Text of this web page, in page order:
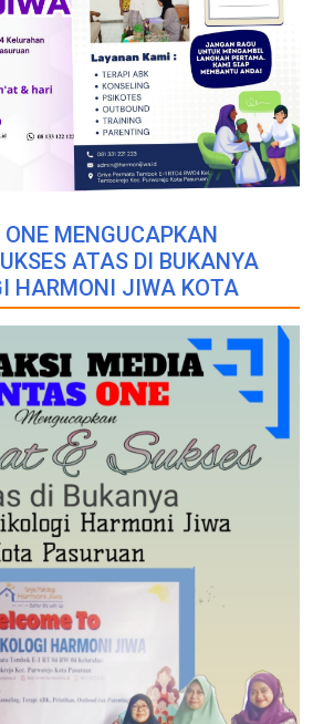
MENGUCAPKAN
ATAS DI BUKANYA
HARMONI JIWA KOTA